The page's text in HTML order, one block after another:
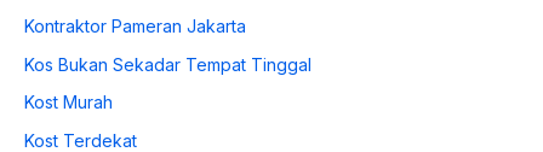
Kontraktor Pameran Jakarta
Kos Bukan Sekadar Tempat Tinggal
Kost Murah
Kost Terdekat